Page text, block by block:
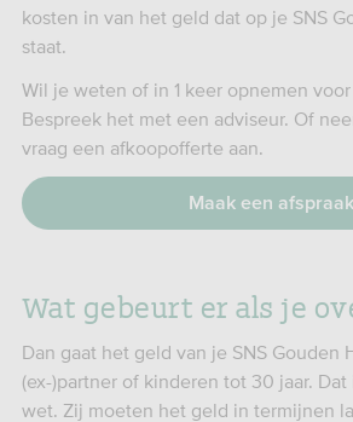
kosten in van het geld dat op je SNS
staat.
Wil je weten of in 1 keer opnemen
Bespreek het met een adviseur. Of
vraag een afkoopofferte aan.
Maak een afspraak
Wat gebeurt er als je
Dan gaat het geld van je SNS Gouden
(ex-)partner of kinderen tot 30 jaar.
wet. Zij moeten het geld in termijnen